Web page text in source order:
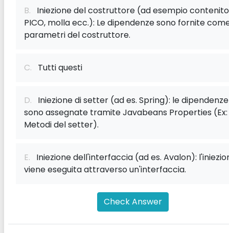
B. Iniezione del costruttore (ad esempio
PICO, molla ecc.): Le dipendenze sono fornite
parametri del costruttore.
C. Tutti questi
D. Iniezione di setter (ad es. Spring): le dipendenze
sono assegnate tramite Javabeans Properties (Ex:
Metodi del setter).
E. Iniezione dell'interfaccia (ad es. Avalon):
viene eseguita attraverso un'interfaccia.
Check Answer